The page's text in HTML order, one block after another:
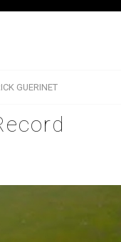
GUERINET